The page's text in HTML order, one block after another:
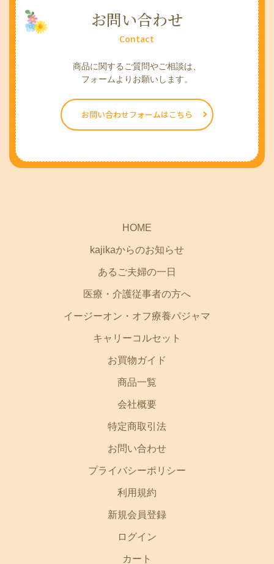
お問い合わせ
Contact
商品に関するご質問やご相談は、
​​​​​​​ フォームよりお願いします。
お問い合わせフォームはこちら
HOME
kajikaからのお知らせ
あるご夫婦の一日
医療・介護従事者の方へ
イージーオン・オフ療養パジャマ
キャリーコルセット
お買物ガイド
商品一覧
会社概要
特定商取引法
お問い合わせ
プライバシーポリシー
利用規約
新規会員登録
ログイン
カート